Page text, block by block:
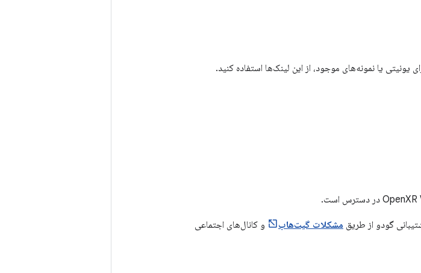
گودو از طریق مشکلات گیت‌هاب
و کانال‌های اجتماعی